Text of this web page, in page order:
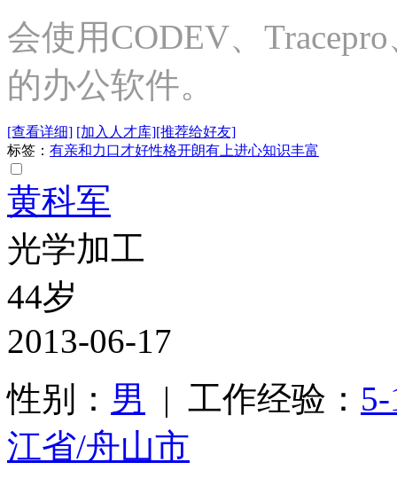
会使用CODEV、
的办公软件。
[查看详细] [加入人才库][推荐给好友]
标签： 有亲和力口才好性格开朗有上进心知识丰富
黄科军
光学加工
44岁
2013-06-17
性别： 男 | 工作经验：
江省/舟山市